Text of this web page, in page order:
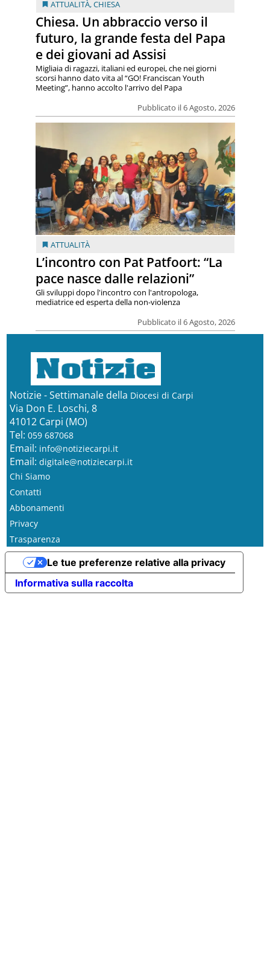
ATTUALITÀ,CHIESA
Chiesa. Un abbraccio verso il
futuro, la grande festa del Papa
e dei giovani ad Assisi
Pubblicato il 6 Agosto, 2026
Migliaia di ragazzi, italiani ed europei, che nei giorni
scorsi hanno dato vita al “GO! Franciscan Youth
Meeting”, hanno accolto l'arrivo del Papa
ATTUALITÀ
L’incontro con Pat Patfoort: “La
pace nasce dalle relazioni”
Pubblicato il 6 Agosto, 2026
Gli sviluppi dopo l'incontro con l'antropologa,
mediatrice ed esperta della non-violenza
Notizie - Settimanale della Diocesi di Carpi
Via Don E. Loschi, 8
41012 Carpi (MO)
Tel: 059 687068
Email: info@notiziecarpi.it
Email: digitale@notiziecarpi.it
Chi Siamo
Contatti
Abbonamenti
Privacy
Trasparenza
Informativa sulla raccolta
Le tue preferenze relative alla privacy